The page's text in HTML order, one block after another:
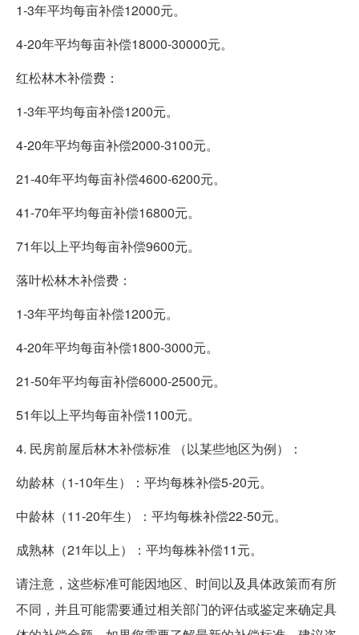
1-3年平均每亩补偿12000元。
4-20年平均每亩补偿18000-30000元。
红松林木补偿费：
1-3年平均每亩补偿1200元。
4-20年平均每亩补偿2000-3100元。
21-40年平均每亩补偿4600-6200元。
41-70年平均每亩补偿16800元。
71年以上平均每亩补偿9600元。
落叶松林木补偿费：
1-3年平均每亩补偿1200元。
4-20年平均每亩补偿1800-3000元。
21-50年平均每亩补偿6000-2500元。
51年以上平均每亩补偿1100元。
4. 民房前屋后林木补偿标准 （以某些地区为例）：
幼龄林（1-10年生）：平均每株补偿5-20元。
中龄林（11-20年生）：平均每株补偿22-50元。
成熟林（21年以上）：平均每株补偿11元。
请注意，这些标准可能因地区、时间以及具体政策而有所
不同，并且可能需要通过相关部门的评估或鉴定来确定具